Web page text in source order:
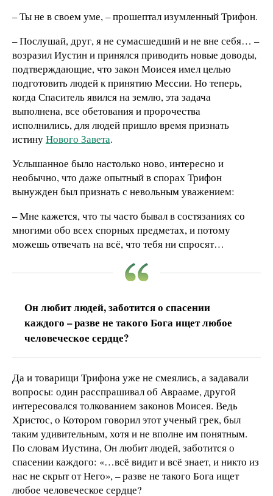
– Ты не в своем уме, – прошептал изумленный Трифон.
– Послушай, друг, я не сумасшедший и не вне себя… –
возразил Иустин и принялся приводить новые доводы,
подтверждающие, что закон Моисея имел целью
подготовить людей к принятию Мессии. Но теперь,
когда Спаситель явился на землю, эта задача
выполнена, все обетования и пророчества
исполнились, для людей пришло время признать
истинуНового Завета.
Услышанное было настолько ново, интересно и
необычно, что даже опытный в спорах Трифон
вынужден был признать с невольным уважением:
– Мне кажется, что ты часто бывал в состязаниях со
многими обо всех спорных предметах, и потому
можешь отвечать на всё, что тебя ни спросят…
Он любит людей, заботится о спасении
каждого – разве не такого Бога ищет любое
человеческое сердце?
Да и товарищи Трифона уже не смеялись, а задавали
вопросы: один расспрашивал об Аврааме, другой
интересовался толкованием законов Моисея. Ведь
Христос, о Котором говорил этот ученый грек, был
таким удивительным, хотя и не вполне им понятным.
По словам Иустина, Он любит людей, заботится о
спасении каждого: «…всё видит и всё знает, и никто из
нас не скрыт от Него», – разве не такого Бога ищет
любое человеческое сердце?